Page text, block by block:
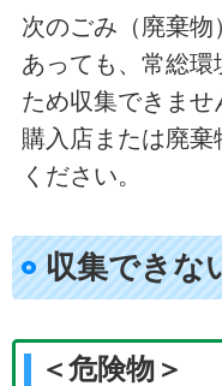
次のごみ（廃棄
あっても、常総
ため収集できませ
購入店または廃
ください。
収集できな
＜危険物＞